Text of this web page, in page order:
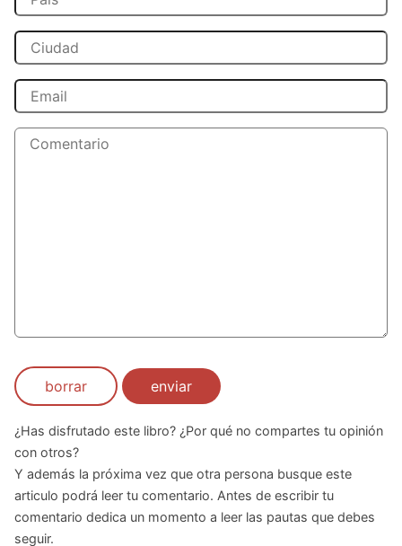
borrar enviar
¿Has disfrutado este libro? ¿Por qué no compartes tu opinión
con otros?
Y además la próxima vez que otra persona busque este
articulo podrá leer tu comentario. Antes de escribir tu
comentario dedica un momento a leer las pautas que debes
seguir.